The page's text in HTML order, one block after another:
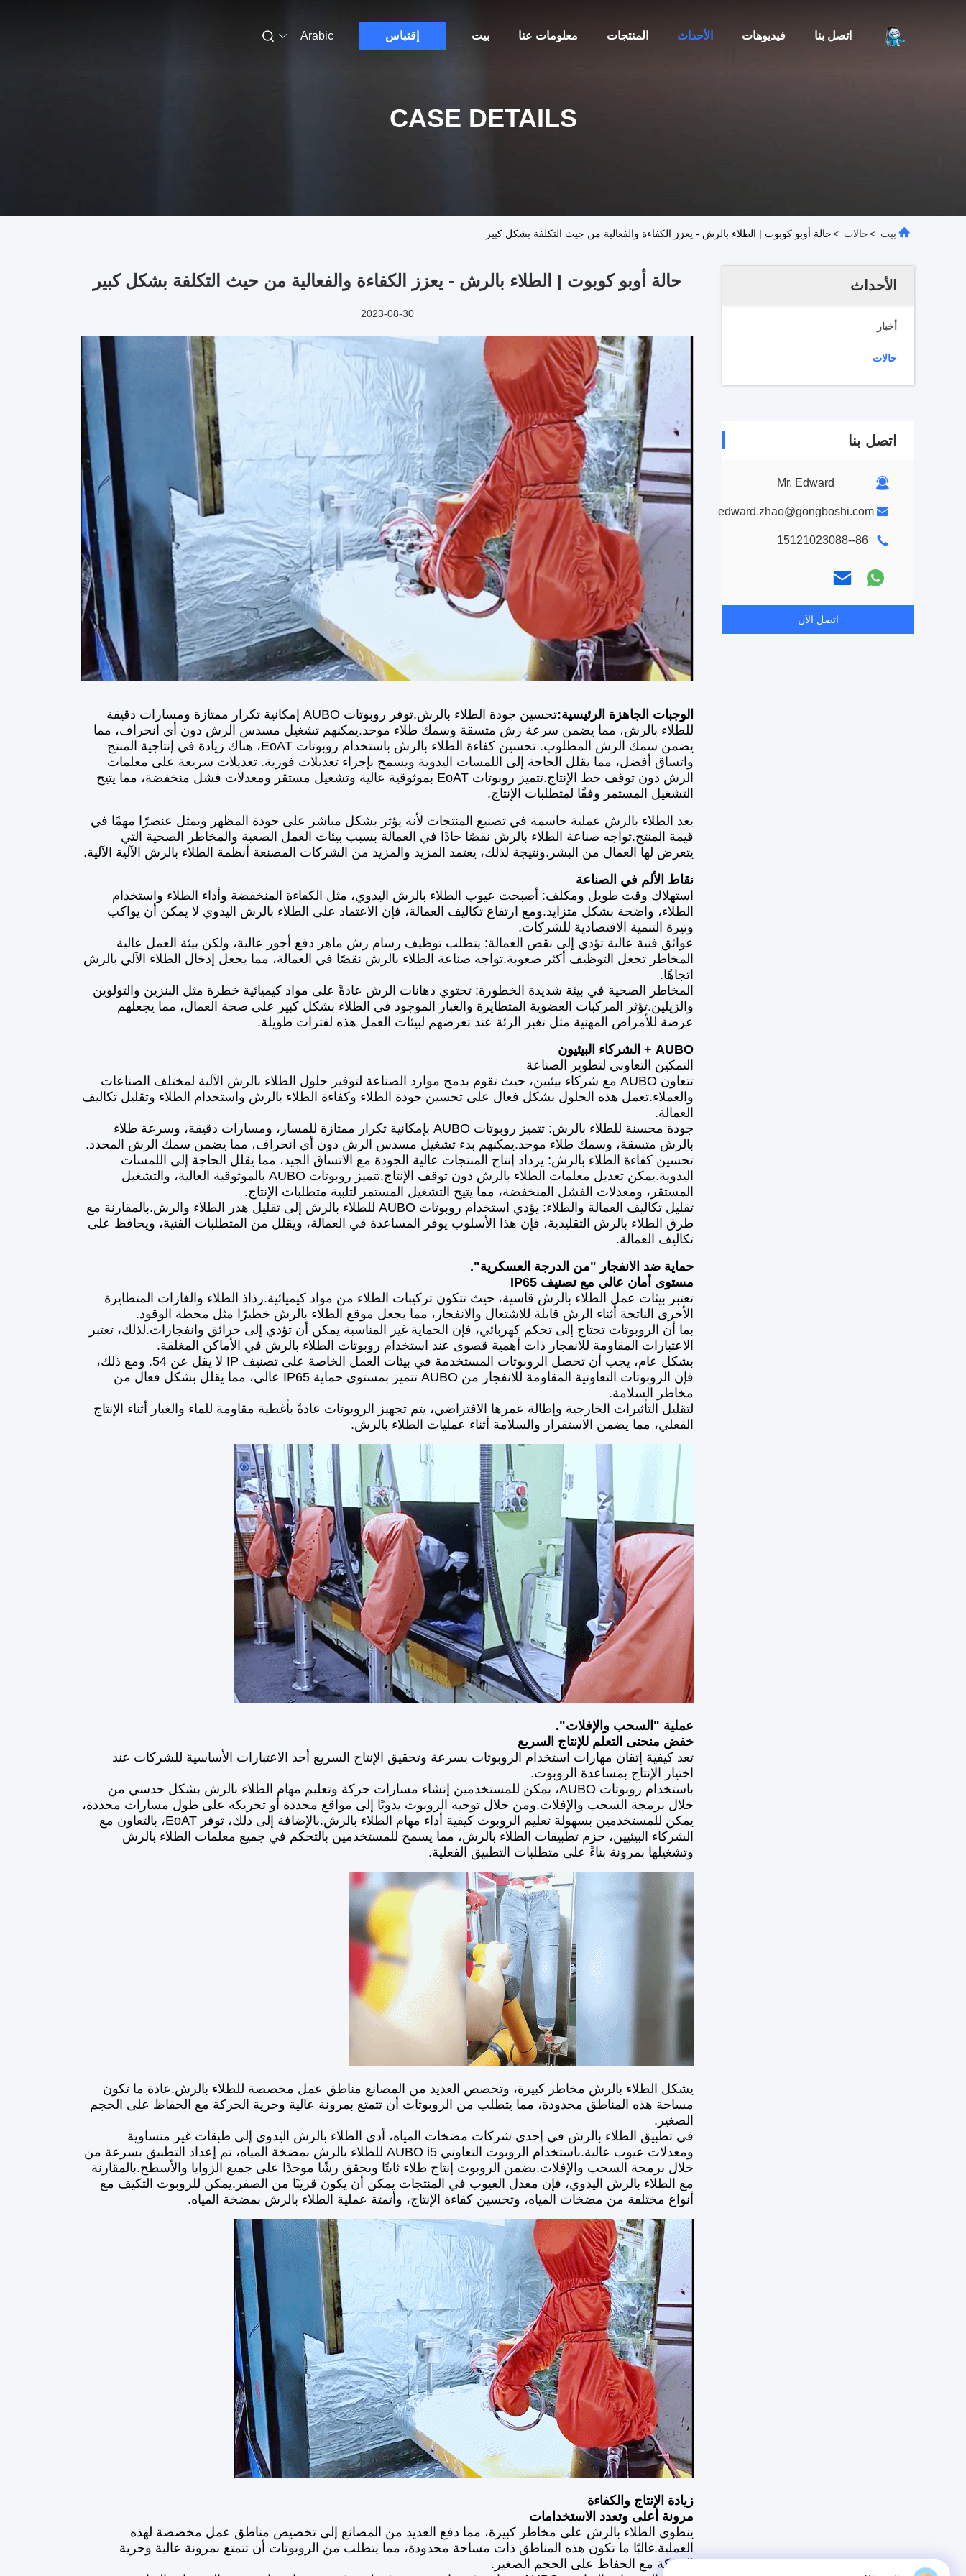
بيت معلومات عنا المنتجات الأحداث فيديوهات اتصل بنا إقتباس Arabic
CASE DETAILS
بيت >حالات >حالة أوبو كوبوت | الطلاء بالرش - يعزز الكفاءة والفعالية من حيث التكلفة بشكل كبير
الأحداث
أخبار
حالات
اتصل بنا
Mr. Edward
edward.zhao@gongboshi.com
86--15121023088
اتصل الآن
حالة أوبو كوبوت | الطلاء بالرش - يعزز الكفاءة والفعالية من حيث التكلفة بشكل كبير
2023-08-30
الوجبات الجاهزة الرئيسية:
تحسين جودة الطلاء بالرش.توفر روبوتات AUBO إمكانية تكرار ممتازة ومسارات دقيقة
للطلاء بالرش، مما يضمن سرعة رش متسقة وسمك طلاء موحد.يمكنهم تشغيل مسدس الرش دون أي انحراف، مما
يضمن سمك الرش المطلوب. تحسين كفاءة الطلاء بالرش باستخدام روبوتات EoAT، هناك زيادة في إنتاجية المنتج
واتساق أفضل، مما يقلل الحاجة إلى اللمسات اليدوية ويسمح بإجراء تعديلات فورية. تعديلات سريعة على معلمات
الرش دون توقف خط الإنتاج.تتميز روبوتات EoAT بموثوقية عالية وتشغيل مستقر ومعدلات فشل منخفضة، مما يتيح
التشغيل المستمر وفقًا لمتطلبات الإنتاج.
يعد الطلاء بالرش عملية حاسمة في تصنيع المنتجات لأنه يؤثر بشكل مباشر على جودة المظهر ويمثل عنصرًا مهمًا في
قيمة المنتج.تواجه صناعة الطلاء بالرش نقصًا حادًا في العمالة بسبب بيئات العمل الصعبة والمخاطر الصحية التي
يتعرض لها العمال من البشر.ونتيجة لذلك، يعتمد المزيد والمزيد من الشركات المصنعة أنظمة الطلاء بالرش الآلية الآلية.
نقاط الألم في الصناعة
استهلاك وقت طويل ومكلف: أصبحت عيوب الطلاء بالرش اليدوي، مثل الكفاءة المنخفضة وأداء الطلاء واستخدام
الطلاء، واضحة بشكل متزايد.ومع ارتفاع تكاليف العمالة، فإن الاعتماد على الطلاء بالرش اليدوي لا يمكن أن يواكب
وتيرة التنمية الاقتصادية للشركات.
عوائق فنية عالية تؤدي إلى نقص العمالة: يتطلب توظيف رسام رش ماهر دفع أجور عالية، ولكن بيئة العمل عالية
المخاطر تجعل التوظيف أكثر صعوبة.تواجه صناعة الطلاء بالرش نقصًا في العمالة، مما يجعل إدخال الطلاء الآلي بالرش
اتجاهًا.
المخاطر الصحية في بيئة شديدة الخطورة: تحتوي دهانات الرش عادةً على مواد كيميائية خطرة مثل البنزين والتولوين
والزيلين.تؤثر المركبات العضوية المتطايرة والغبار الموجود في الطلاء بشكل كبير على صحة العمال، مما يجعلهم
عرضة للأمراض المهنية مثل تغبر الرئة عند تعرضهم لبيئات العمل هذه لفترات طويلة.
AUBO + الشركاء البيئيون
التمكين التعاوني لتطوير الصناعة
تتعاون AUBO مع شركاء بيئيين، حيث تقوم بدمج موارد الصناعة لتوفير حلول الطلاء بالرش الآلية لمختلف الصناعات
والعملاء.تعمل هذه الحلول بشكل فعال على تحسين جودة الطلاء وكفاءة الطلاء بالرش واستخدام الطلاء وتقليل تكاليف
العمالة.
جودة محسنة للطلاء بالرش: تتميز روبوتات AUBO بإمكانية تكرار ممتازة للمسار، ومسارات دقيقة، وسرعة طلاء
بالرش متسقة، وسمك طلاء موحد.يمكنهم بدء تشغيل مسدس الرش دون أي انحراف، مما يضمن سمك الرش المحدد.
تحسين كفاءة الطلاء بالرش: يزداد إنتاج المنتجات عالية الجودة مع الاتساق الجيد، مما يقلل الحاجة إلى اللمسات
اليدوية.يمكن تعديل معلمات الطلاء بالرش دون توقف الإنتاج.تتميز روبوتات AUBO بالموثوقية العالية، والتشغيل
المستقر، ومعدلات الفشل المنخفضة، مما يتيح التشغيل المستمر لتلبية متطلبات الإنتاج.
تقليل تكاليف العمالة والطلاء: يؤدي استخدام روبوتات AUBO للطلاء بالرش إلى تقليل هدر الطلاء والرش.بالمقارنة مع
طرق الطلاء بالرش التقليدية، فإن هذا الأسلوب يوفر المساعدة في العمالة، ويقلل من المتطلبات الفنية، ويحافظ على
تكاليف العمالة.
حماية ضد الانفجار "من الدرجة العسكرية".
مستوى أمان عالي مع تصنيف IP65
تعتبر بيئات عمل الطلاء بالرش قاسية، حيث تتكون تركيبات الطلاء من مواد كيميائية.رذاذ الطلاء والغازات المتطايرة
الأخرى الناتجة أثناء الرش قابلة للاشتعال والانفجار، مما يجعل موقع الطلاء بالرش خطيرًا مثل محطة الوقود.
بما أن الروبوتات تحتاج إلى تحكم كهربائي، فإن الحماية غير المناسبة يمكن أن تؤدي إلى حرائق وانفجارات.لذلك، تعتبر
الاعتبارات المقاومة للانفجار ذات أهمية قصوى عند استخدام روبوتات الطلاء بالرش في الأماكن المغلقة.
بشكل عام، يجب أن تحصل الروبوتات المستخدمة في بيئات العمل الخاصة على تصنيف IP لا يقل عن 54. ومع ذلك،
فإن الروبوتات التعاونية المقاومة للانفجار من AUBO تتميز بمستوى حماية IP65 عالي، مما يقلل بشكل فعال من
مخاطر السلامة.
لتقليل التأثيرات الخارجية وإطالة عمرها الافتراضي، يتم تجهيز الروبوتات عادةً بأغطية مقاومة للماء والغبار أثناء الإنتاج
الفعلي، مما يضمن الاستقرار والسلامة أثناء عمليات الطلاء بالرش.
عملية "السحب والإفلات".
خفض منحنى التعلم للإنتاج السريع
تعد كيفية إتقان مهارات استخدام الروبوتات بسرعة وتحقيق الإنتاج السريع أحد الاعتبارات الأساسية للشركات عند
اختيار الإنتاج بمساعدة الروبوت.
باستخدام روبوتات AUBO، يمكن للمستخدمين إنشاء مسارات حركة وتعليم مهام الطلاء بالرش بشكل حدسي من
خلال برمجة السحب والإفلات.ومن خلال توجيه الروبوت يدويًا إلى مواقع محددة أو تحريكه على طول مسارات محددة،
يمكن للمستخدمين بسهولة تعليم الروبوت كيفية أداء مهام الطلاء بالرش.بالإضافة إلى ذلك، توفر EoAT، بالتعاون مع
الشركاء البيئيين، حزم تطبيقات الطلاء بالرش، مما يسمح للمستخدمين بالتحكم في جميع معلمات الطلاء بالرش
وتشغيلها بمرونة بناءً على متطلبات التطبيق الفعلية.
يشكل الطلاء بالرش مخاطر كبيرة، وتخصص العديد من المصانع مناطق عمل مخصصة للطلاء بالرش.عادة ما تكون
مساحة هذه المناطق محدودة، مما يتطلب من الروبوتات أن تتمتع بمرونة عالية وحرية الحركة مع الحفاظ على الحجم
الصغير.
في تطبيق الطلاء بالرش في إحدى شركات مضخات المياه، أدى الطلاء بالرش اليدوي إلى طبقات غير متساوية
ومعدلات عيوب عالية.باستخدام الروبوت التعاوني AUBO i5 للطلاء بالرش بمضخة المياه، تم إعداد التطبيق بسرعة من
خلال برمجة السحب والإفلات.يضمن الروبوت إنتاج طلاء ثابتًا ويحقق رشًا موحدًا على جميع الزوايا والأسطح.بالمقارنة
مع الطلاء بالرش اليدوي، فإن معدل العيوب في المنتجات يمكن أن يكون قريبًا من الصفر.يمكن للروبوت التكيف مع
أنواع مختلفة من مضخات المياه، وتحسين كفاءة الإنتاج، وأتمتة عملية الطلاء بالرش بمضخة المياه.
زيادة الإنتاج والكفاءة
مرونة أعلى وتعدد الاستخدامات
ينطوي الطلاء بالرش على مخاطر كبيرة، مما دفع العديد من المصانع إلى تخصيص مناطق عمل مخصصة لهذه
العملية.غالبًا ما تكون هذه المناطق ذات مساحة محدودة، مما يتطلب من الروبوتات أن تتمتع بمرونة عالية وحرية
الحركة مع الحفاظ على الحجم الصغير.